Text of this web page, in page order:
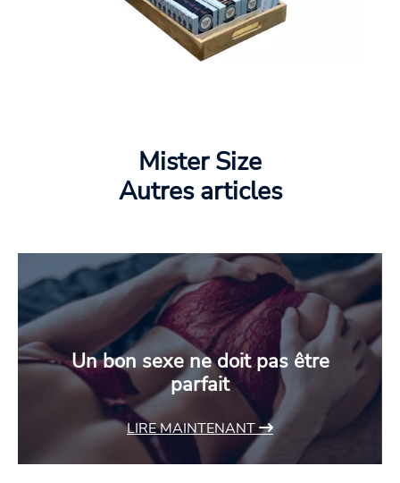
Mister Size
Autres articles
Un bon sexe ne doit pas être
parfait
LIRE MAINTENANT